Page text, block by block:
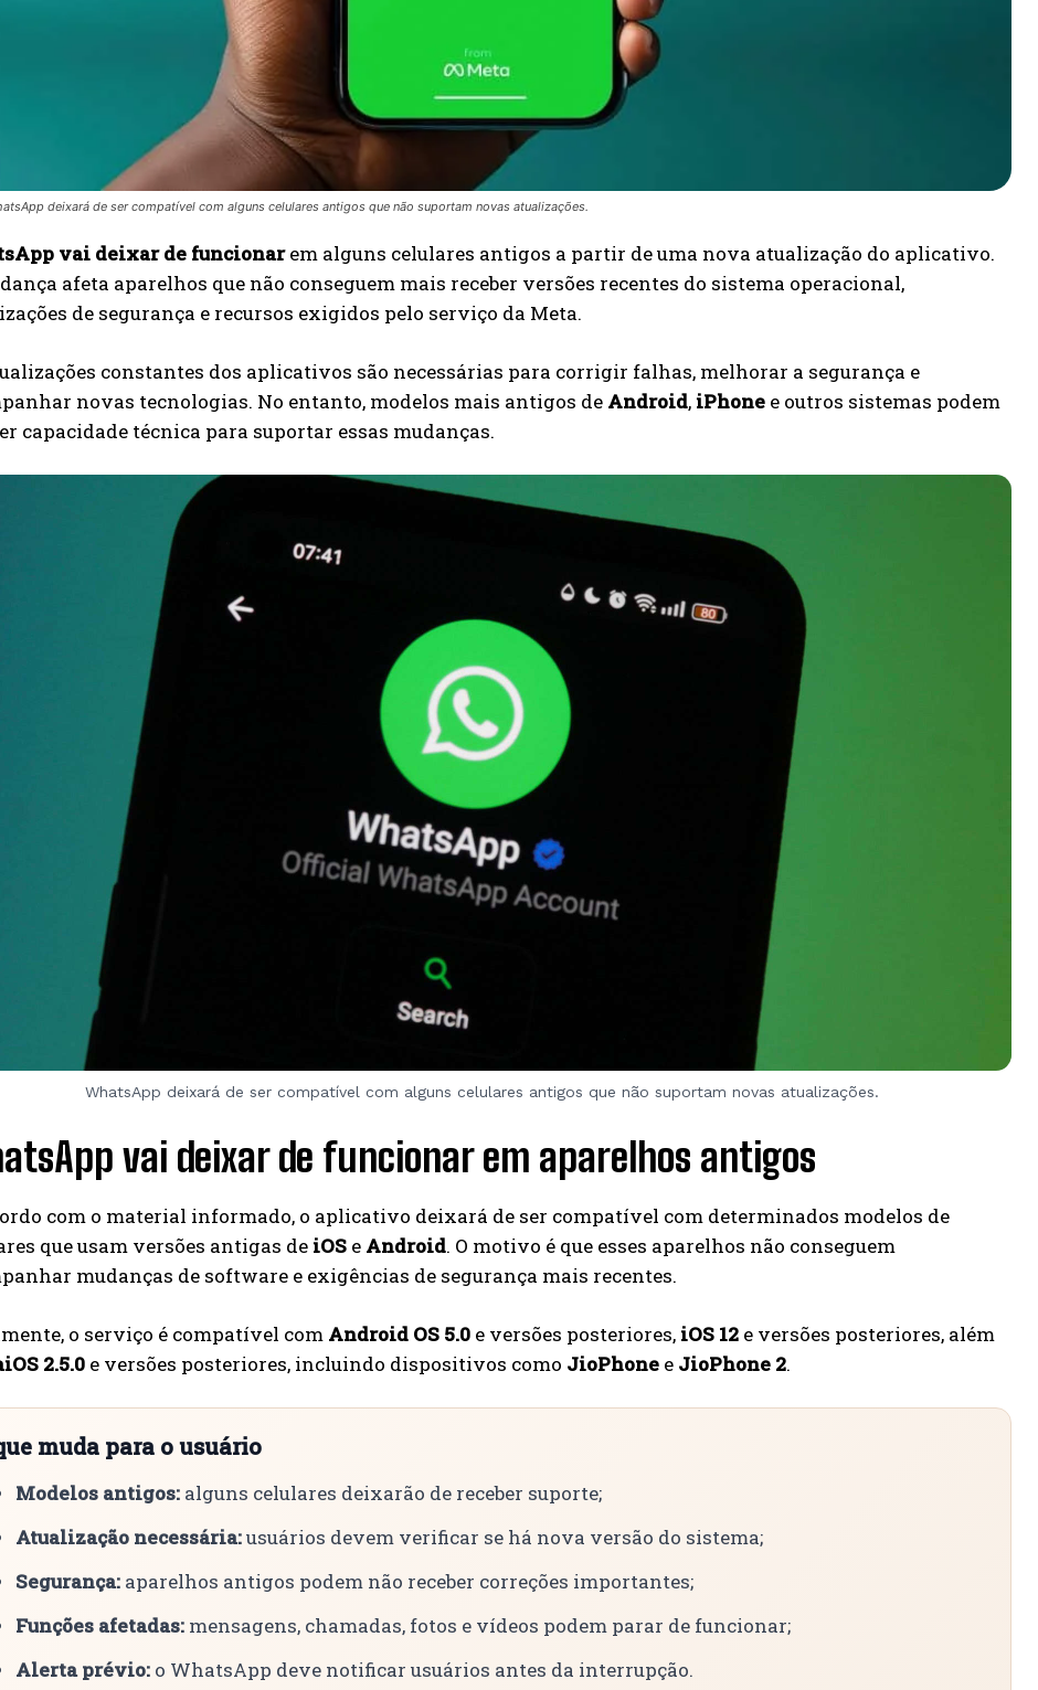
deixará de ser compatível com alguns celulares antigos que não suportam novas atualizações.
vai deixar de funcionarem alguns celulares antigos a partir de uma nova atualização do aplicativo.
afeta aparelhos que não conseguem mais receber versões recentes do sistema operacional,
de segurança e recursos exigidos pelo serviço da Meta.
constantes dos aplicativos são necessárias para corrigir falhas, melhorar a segurança e
novas tecnologias. No entanto, modelos mais antigos de Android, iPhone e outros sistemas podem
capacidade técnica para suportar essas mudanças.
WhatsApp deixará de ser compatível com alguns celulares antigos que não suportam novas atualizações.
vai deixar de funcionar em aparelhos antigos
com o material informado, o aplicativo deixará de ser compatível com determinados modelos de
que usam versões antigas de iOS e Android. O motivo é que esses aparelhos não conseguem
mudanças de software e exigências de segurança mais recentes.
o serviço é compatível com Android OS 5.0 e versões posteriores, iOS 12 e versões posteriores, além
2.5.0 e versões posteriores, incluindo dispositivos como JioPhone e JioPhone 2.
muda para o usuário
Modelos antigos: alguns celulares deixarão de receber suporte;
Atualização necessária:usuários devem verificar se há nova versão do sistema;
Segurança: aparelhos antigos podem não receber correções importantes;
Funções afetadas: mensagens, chamadas, fotos e vídeos podem parar de funcionar;
Alerta prévio: o WhatsApp deve notificar usuários antes da interrupção.